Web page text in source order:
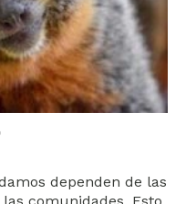
dependen de las
comunidades. Esto